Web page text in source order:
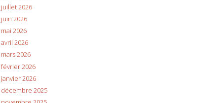
juillet 2026
juin 2026
mai 2026
avril 2026
mars 2026
février 2026
janvier 2026
décembre 2025